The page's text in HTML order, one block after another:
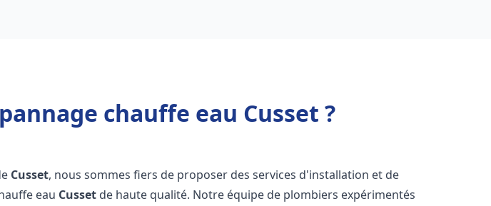
chauffe eau Cusset ?
Cusset, nous sommes fiers de proposer des services d'installation et de
eau Cusset de haute qualité. Notre équipe de plombiers expérimentés